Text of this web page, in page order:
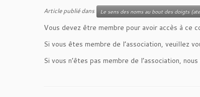
Article publié dans Le sens des noms au bout des doigts
Vous devez être membre pour avoir accès à ce
Si vous êtes membre de l’association, veuillez
Si vous n’êtes pas membre de l’association,